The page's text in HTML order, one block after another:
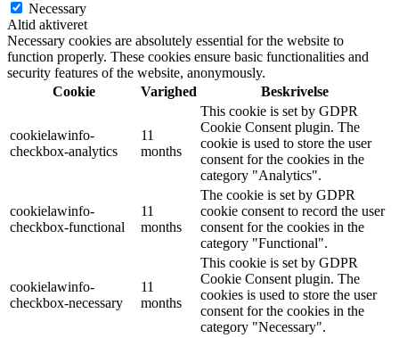
Necessary
Altid aktiveret
Necessary cookies are absolutely essential for the website to
function properly. These cookies ensure basic functionalities and
security features of the website, anonymously.
Cookie
Varighed Beskrivelse
cookielawinfo-
checkbox-analytics
11
months
This cookie is set by GDPR
Cookie Consent plugin. The
cookie is used to store the user
consent for the cookies in the
category "Analytics".
cookielawinfo-
checkbox-functional
11
months
The cookie is set by GDPR
cookie consent to record the user
consent for the cookies in the
category "Functional".
cookielawinfo-
checkbox-necessary
11
months
This cookie is set by GDPR
Cookie Consent plugin. The
cookies is used to store the user
consent for the cookies in the
category "Necessary".